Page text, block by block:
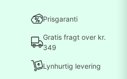
Prisgaranti
Gratis fragt over kr.
349
Lynhurtig levering